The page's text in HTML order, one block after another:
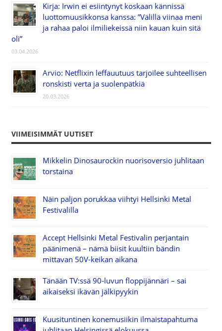
Kirja: Irwin ei esiintynyt koskaan kännissä
luottomuusikkonsa kanssa: ”Välillä viinaa meni
ja rahaa paloi ilmiliekeissä niin kauan kuin sitä
oli”
03.04.2026
Arvio: Netflixin leffauutuus tarjoilee suhteellisen
ronskisti verta ja suolenpätkiä
20.03.2026
VIIMEISIMMÄT UUTISET
Mikkelin Dinosaurockin nuorisoversio juhlitaan
torstaina
Näin paljon porukkaa viihtyi Hellsinki Metal
Festivalilla
Accept Hellsinki Metal Festivalin perjantain
päänimenä – nämä biisit kuultiin bändin
mittavan 50V-keikan aikana
Tänään TV:ssä 90-luvun floppijännäri – sai
aikaiseksi ikävän jälkipyykin
Kuusituntinen konemusiikin ilmaistapahtuma